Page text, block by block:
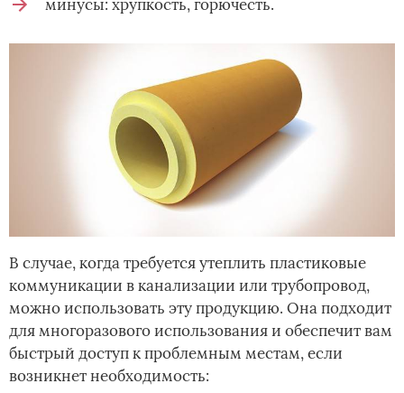
минусы: хрупкость, горючесть.
В случае, когда требуется утеплить пластиковые
коммуникации в канализации или трубопровод,
можно использовать эту продукцию. Она подходит
для многоразового использования и обеспечит вам
быстрый доступ к проблемным местам, если
возникнет необходимость: